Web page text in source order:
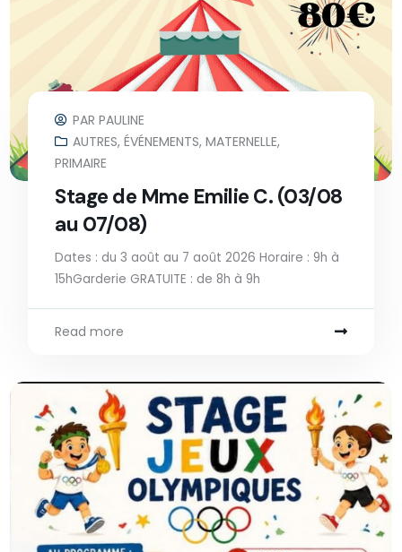
PARPAULINE
AUTRES,ÉVÉNEMENTS,MATERNELLE,
PRIMAIRE
Stage de Mme Emilie C. (03/08
au 07/08)
Dates : du 3 août au 7 août 2026 Horaire : 9h à
15hGarderie GRATUITE : de 8h à 9h
Read more